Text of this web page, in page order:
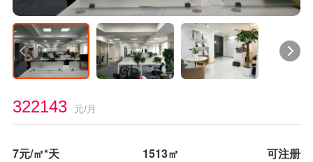
322143 元/月
7元/㎡*天 1513㎡ 可注册